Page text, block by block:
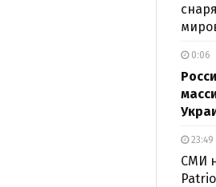
0:06
СМИ
23:49